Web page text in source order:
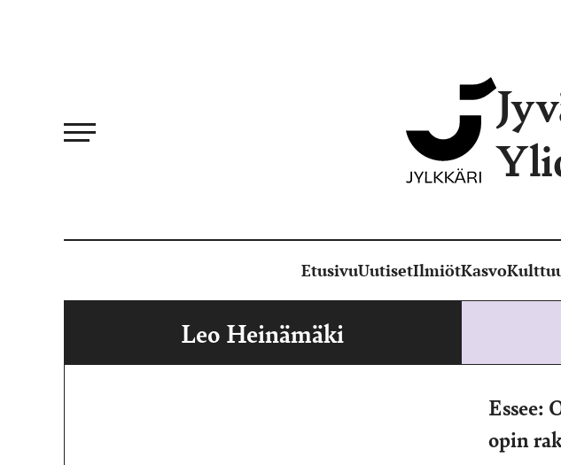
EtusivuUutisetIlmiötKasvo
Leo Heinämäki
Essee:
opin